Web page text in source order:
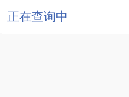
正在查询中